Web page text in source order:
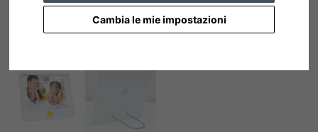
Cambia le mie impostazioni